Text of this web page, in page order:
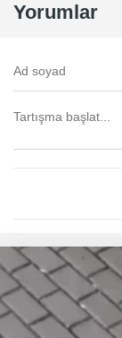
Yorumlar